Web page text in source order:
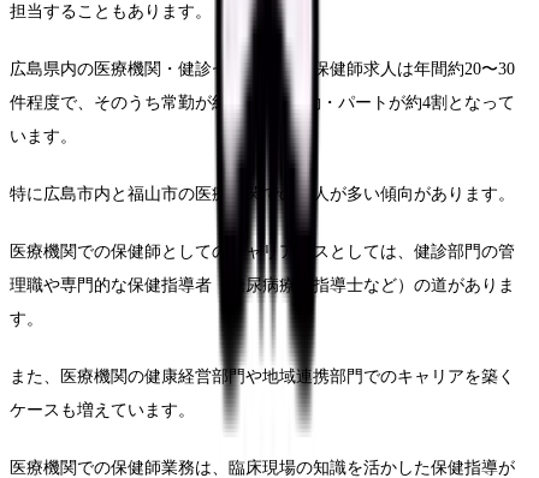
担当することもあります。
広島県内の医療機関・健診センターでの保健師求人は年間約20〜30
件程度で、そのうち常勤が約6割、非常勤・パートが約4割となって
います。
特に広島市内と福山市の医療機関での求人が多い傾向があります。
医療機関での保健師としてのキャリアパスとしては、健診部門の管
理職や専門的な保健指導者（糖尿病療養指導士など）の道がありま
す。
また、医療機関の健康経営部門や地域連携部門でのキャリアを築く
ケースも増えています。
医療機関での保健師業務は、臨床現場の知識を活かした保健指導が